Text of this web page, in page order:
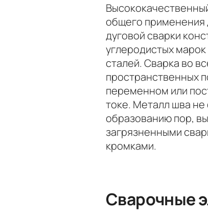
общего применения
дуговой сварки
углеродистых марок
сталей. Сварка во
пространственных
переменном или
токе. Металл шва не
образованию пор,
загрязненными
кромками.
Сварочные